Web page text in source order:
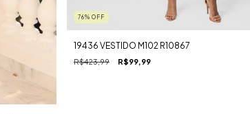
76% OFF
19436 VESTIDO M102 R10867
R$423,99 R$99,99